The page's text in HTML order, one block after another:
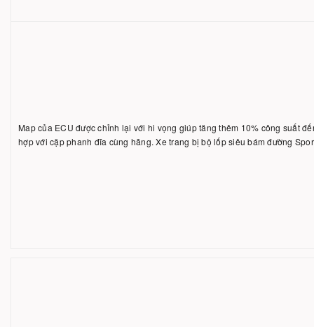
Map của ECU được chỉnh lại với hi vọng giúp tăng thêm 10% công suất
hợp với cặp phanh đĩa cùng hãng. Xe trang bị bộ lốp siêu bám đường